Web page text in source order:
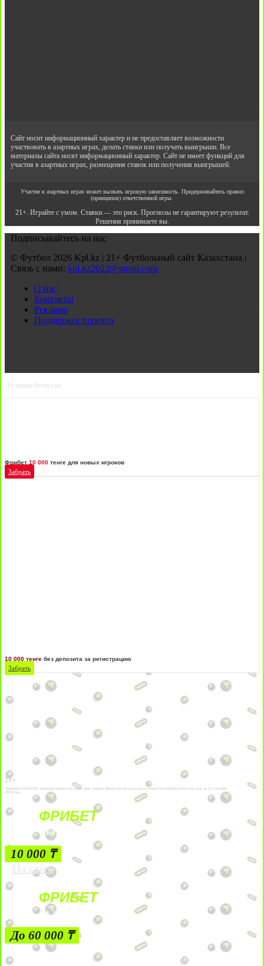
Сайт носит информационный характер и не предоставляет возможности
участвовать в азартных играх, делать ставки или получать выигрыши. Все
материалы сайта носят информационный характер. Сайт не имеет функций для
участия в азартных играх, размещения ставок или получения выигрышей.
Участие в азартных играх может вызвать игровую зависимость. Придерживайтесь правил
(принципов) ответственной игры.
21+. Играйте с умом. Ставки — это риск. Прогнозы не гарантируют результат.
Решения принимаете вы.
Подписывайтесь на нас
© Футбол 2026 Kpl.kz | 21+ Футбольный сайт Казахстана |
Связь с нами: kpl.kz2022@gmail.com
О нас
Контакты
Реклама
Поддержка проекта
Лучшие бонусы
Фрибет 10 000 тенге для новых игроков
Забрать
10 000 тенге без депозита за регистрацию
Забрать
21+
Лицензии №24514359, выданной комитетом индустрии туризма Министерства культуры и спорта Республики Казахстан срок до 27 сентября
2034 года.
ФРИБЕТ
БЕЗ УСЛОВИЙ
10 000 ₸
На сайт
ФРИБЕТ
ЗА ДЕПОЗИТЫ
До 60 000 ₸